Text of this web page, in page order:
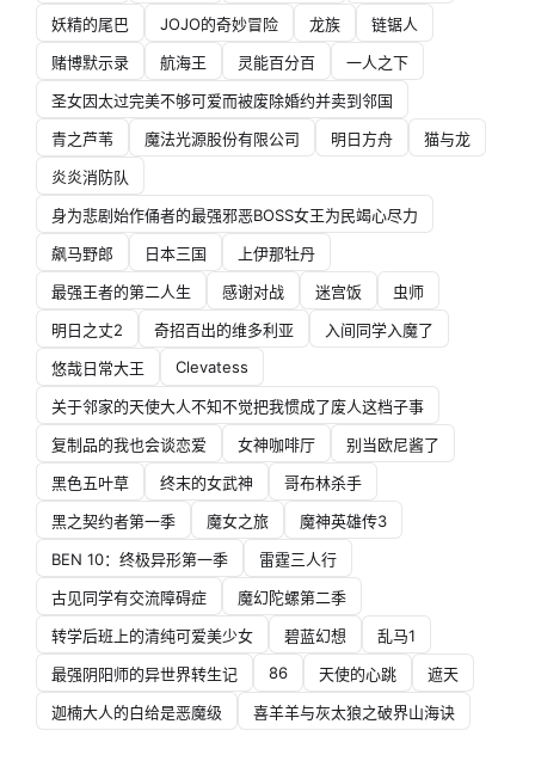
妖精的尾巴
JOJO的奇妙冒险 龙族
链锯人
赌博默示录
航海王 灵能百分百
一人之下
圣女因太过完美不够可爱而被废除婚约并卖到邻国
青之芦苇
魔法光源股份有限公司 明日方舟
猫与龙
炎炎消防队
身为悲剧始作俑者的最强邪恶BOSS女王为民竭心尽力
飙马野郎
日本三国
上伊那牡丹
最强王者的第二人生
感谢对战 迷宫饭
虫师
明日之丈2
奇招百出的维多利亚
入间同学入魔了
悠哉日常大王
Clevatess
关于邻家的天使大人不知不觉把我惯成了废人这档子事
复制品的我也会谈恋爱
女神咖啡厅
别当欧尼酱了
黑色五叶草
终末的女武神
哥布林杀手
黑之契约者第一季
魔女之旅
魔神英雄传3
BEN 10：终极异形第一季
雷霆三人行
古见同学有交流障碍症
魔幻陀螺第二季
转学后班上的清纯可爱美少女
碧蓝幻想
乱马1
最强阴阳师的异世界转生记
86 天使的心跳
遮天
迦楠大人的白给是恶魔级
喜羊羊与灰太狼之破界山海诀